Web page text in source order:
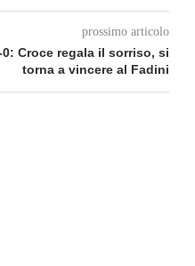
prossimo articolo
Croce regala il sorriso, si
torna a vincere al Fadini